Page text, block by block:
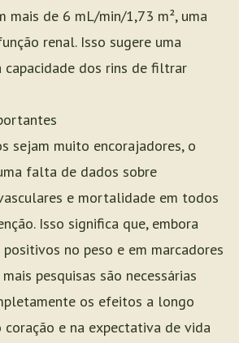
mais de 6 mL/min/1,73 m², uma
renal. Isso sugere uma
capacidade dos rins de filtrar
sejam muito encorajadores, o
falta de dados sobre
e mortalidade em todos
Isso significa que, embora
no peso e em marcadores
pesquisas são necessárias
os efeitos a longo
coração e na expectativa de vida